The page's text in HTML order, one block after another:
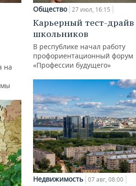
на
Общество 27 июл, 16:15
Карьерный тест-драйв
школьников
В республике начал работу
профориентационный форум
«Профессии будущего»
Недвижимость 07 авг, 08:00